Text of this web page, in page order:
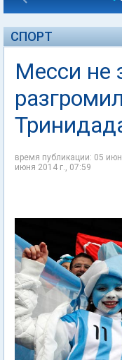
СПОРТ
Месси не
время публикации: 05
июня 2014 г., 07:59